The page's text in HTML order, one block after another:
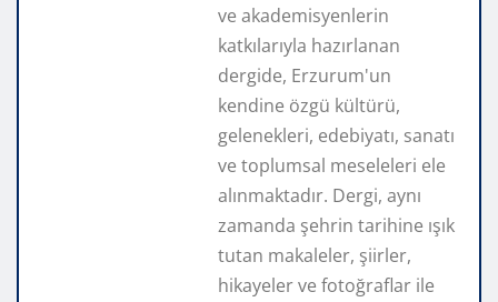
ve akademisyenlerin
katkılarıyla hazırlanan
dergide, Erzurum'un
kendine özgü kültürü,
gelenekleri, edebiyatı, sanatı
ve toplumsal meseleleri ele
alınmaktadır. Dergi, aynı
zamanda şehrin tarihine ışık
tutan makaleler, şiirler,
hikayeler ve fotoğraflar ile